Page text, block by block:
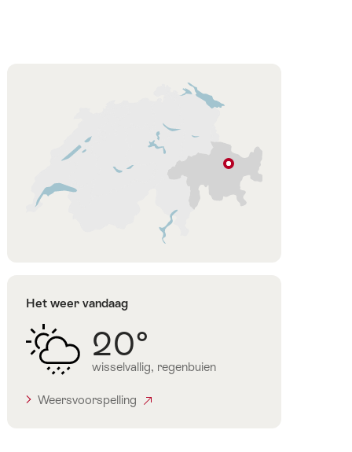
Davos
Graubünden
Het weer vandaag
20°
wisselvallig, regenbuien
Weersvoorspelling